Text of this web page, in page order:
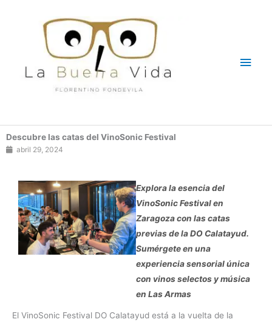
Descubre las catas del VinoSonic Festival
abril 29, 2024
Explora la esencia del
VinoSonic Festival en
Zaragoza con las catas
previas de la DO Calatayud.
Sumérgete en una
experiencia sensorial única
con vinos selectos y música
en Las Armas
El VinoSonic Festival DO Calatayud está a la vuelta de la